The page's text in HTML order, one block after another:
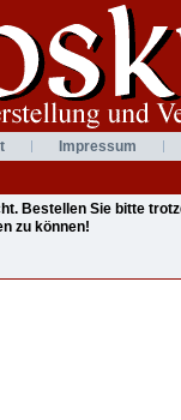
Impressum
Bestellen Sie bitte
zu können!